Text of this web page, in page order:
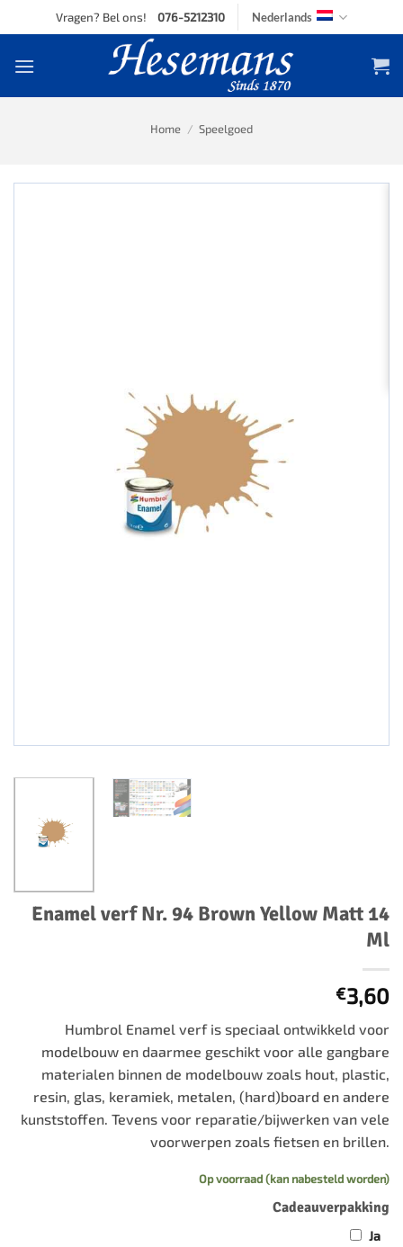
to
Vragen? Bel ons! 076-5212310 Nederlands
Home / Speelgoed
Enamel verf Nr. 94 Brown Yellow Matt 14
Ml
€3,60
Humbrol Enamel verf is speciaal ontwikkeld voor
modelbouw en daarmee geschikt voor alle gangbare
materialen binnen de modelbouw zoals hout, plastic,
resin, glas, keramiek, metalen, (hard)board en andere
kunststoffen. Tevens voor reparatie/bijwerken van vele
voorwerpen zoals fietsen en brillen.
Op voorraad (kan nabesteld worden)
Cadeauverpakking
Ja